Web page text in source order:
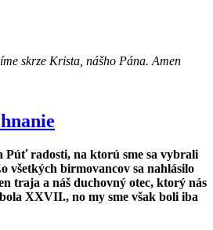
skrze Krista, nášho Pána. Amen
Púť radosti, na ktorú sme sa vybrali
všetkých birmovancov sa nahlásilo
traja a náš duchovný otec, ktorý nás
XXVII., no my sme však boli iba